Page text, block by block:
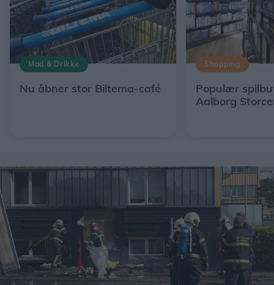
Mad & Drikke
Nu åbner stor Biltema-café
Shopping
Populær
Aalborg